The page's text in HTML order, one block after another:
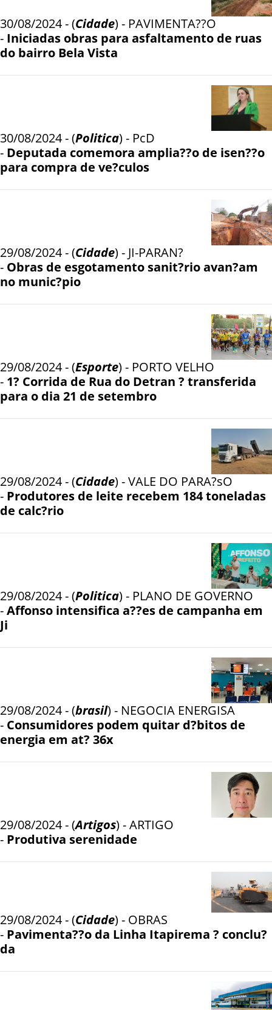
30/08/2024 - (Cidade) - PAVIMENTA??O
- Iniciadas obras para asfaltamento de ruas
do bairro Bela Vista
30/08/2024 - (Politica) - PcD
- Deputada comemora amplia??o de isen??o
para compra de ve?culos
29/08/2024 - (Cidade) - JI-PARAN?
- Obras de esgotamento sanit?rio avan?am
no munic?pio
29/08/2024 - (Esporte) - PORTO VELHO
- 1? Corrida de Rua do Detran ? transferida
para o dia 21 de setembro
29/08/2024 - (Cidade) - VALE DO PARA?sO
- Produtores de leite recebem 184 toneladas
de calc?rio
29/08/2024 - (Politica) - PLANO DE GOVERNO
-Affonso intensifica a??es de campanha em
Ji
29/08/2024 - (brasil) - NEGOCIA ENERGISA
- Consumidores podem quitar d?bitos de
energia em at? 36x
29/08/2024 - (Artigos) - ARTIGO
- Produtiva serenidade
29/08/2024 - (Cidade) - OBRAS
- Pavimenta??o da Linha Itapirema ? conclu?
da